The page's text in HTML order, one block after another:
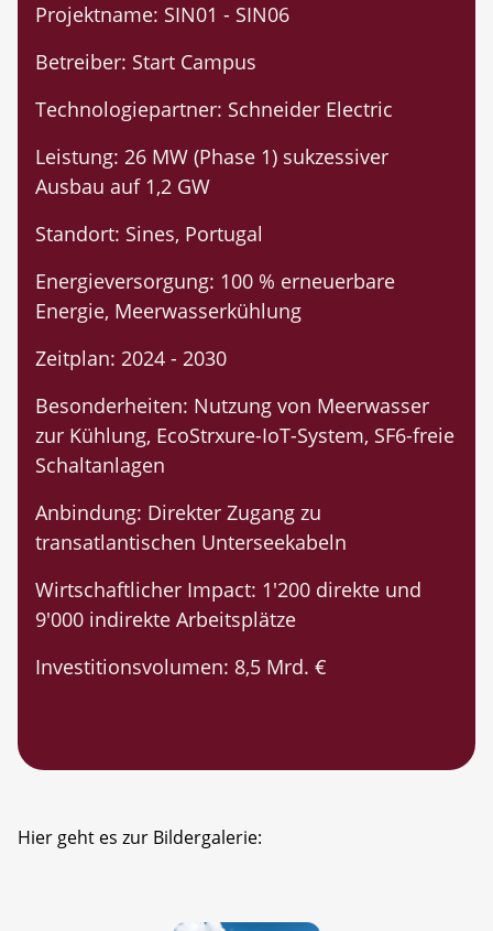
Projektname: SIN01 - SIN06
Betreiber: Start Campus
Technologiepartner: Schneider Electric
Leistung: 26 MW (Phase 1) sukzessiver
Ausbau auf 1,2 GW
Standort: Sines, Portugal
Energieversorgung: 100 % erneuerbare
Energie, Meerwasserkühlung
Zeitplan: 2024 - 2030
Besonderheiten: Nutzung von Meerwasser
zur Kühlung, EcoStrxure-IoT-System, SF6-freie
Schaltanlagen
Anbindung: Direkter Zugang zu
transatlantischen Unterseekabeln
Wirtschaftlicher Impact: 1'200 direkte und
9'000 indirekte Arbeitsplätze
Investitionsvolumen: 8,5 Mrd. €
Hier geht es zur Bildergalerie: